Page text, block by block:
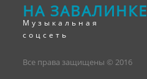
НА ЗАВАЛИНКЕ
Музыкальная
соцсеть
Все права защищены © 2016